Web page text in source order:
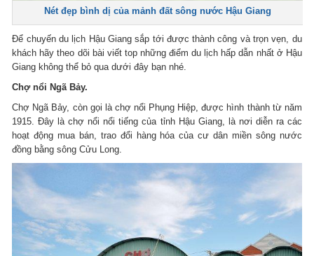
Nét đẹp bình dị của mảnh đất sông nước Hậu Giang
Để chuyến du lịch Hậu Giang sắp tới được thành công và trọn vẹn, du
khách hãy theo dõi bài viết top những điểm du lịch hấp dẫn nhất ở Hậu
Giang không thể bỏ qua dưới đây bạn nhé.
Chợ nổi Ngã Bảy.
Chợ Ngã Bảy, còn gọi là chợ nổi Phụng Hiệp, được hình thành từ năm
1915. Đây là chợ nổi nổi tiếng của tỉnh Hậu Giang, là nơi diễn ra các
hoạt động mua bán, trao đổi hàng hóa của cư dân miền sông nước
đồng bằng sông Cửu Long.